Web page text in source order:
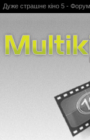
Дуже страшне кіно 5 -